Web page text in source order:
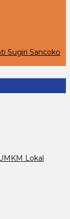
Sugiri Sancoko
Lokal